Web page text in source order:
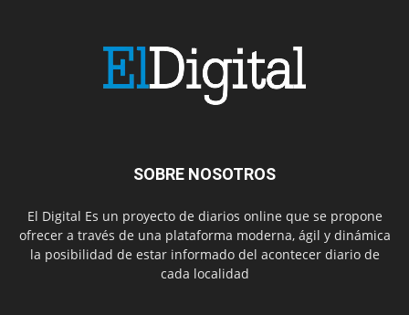
SOBRE NOSOTROS
El Digital Es un proyecto de diarios online que se propone
ofrecer a través de una plataforma moderna, ágil y dinámica
la posibilidad de estar informado del acontecer diario de
cada localidad